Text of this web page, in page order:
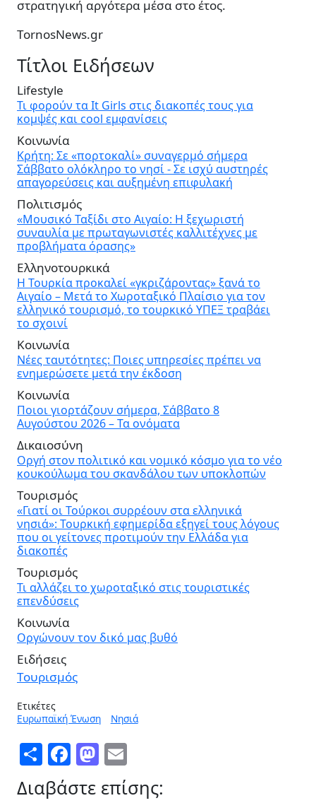
στρατηγική αργότερα μέσα στο έτος.
TornosNews.gr
Τίτλοι Ειδήσεων
Lifestyle
Τι φορούν τα It Girls στις διακοπές τους για
κομψές και cool εμφανίσεις
Κοινωνία
Κρήτη: Σε «πορτοκαλί» συναγερμό σήμερα
Σάββατο ολόκληρο το νησί - Σε ισχύ αυστηρές
απαγορεύσεις και αυξημένη επιφυλακή
Πολιτισμός
«Μουσικό Ταξίδι στο Αιγαίο: Η ξεχωριστή
συναυλία με πρωταγωνιστές καλλιτέχνες με
προβλήματα όρασης»
Ελληνοτουρκικά
Η Τουρκία προκαλεί «γκριζάροντας» ξανά το
Αιγαίο – Μετά το Χωροταξικό Πλαίσιο για τον
ελληνικό τουρισμό, το τουρκικό ΥΠΕΞ τραβάει
το σχοινί
Κοινωνία
Νέες ταυτότητες: Ποιες υπηρεσίες πρέπει να
ενημερώσετε μετά την έκδοση
Κοινωνία
Ποιοι γιορτάζουν σήμερα, Σάββατο 8
Αυγούστου 2026 – Τα ονόματα
Δικαιοσύνη
Οργή στον πολιτικό και νομικό κόσμο για το νέο
κουκούλωμα του σκανδάλου των υποκλοπών
Τουρισμός
«Γιατί οι Τούρκοι συρρέουν στα ελληνικά
νησιά»: Τουρκική εφημερίδα εξηγεί τους λόγους
που οι γείτονες προτιμούν την Ελλάδα για
διακοπές
Τουρισμός
Τι αλλάζει το χωροταξικό στις τουριστικές
επενδύσεις
Κοινωνία
Οργώνουν τον δικό μας βυθό
Ειδήσεις
Τουρισμός
Ετικέτες
Ευρωπαϊκή Ένωση
Νησιά
ShareFacebook
Mastodon
Διαβάστε επίσης: